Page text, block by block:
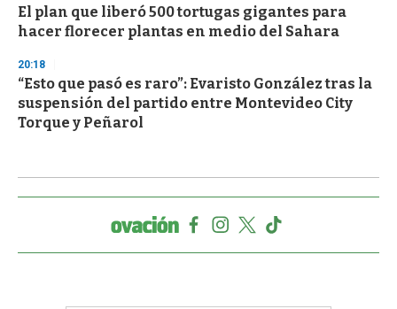
El plan que liberó 500 tortugas gigantes para
hacer florecer plantas en medio del Sahara
20:18
“Esto que pasó es raro”: Evaristo González tras la
suspensión del partido entre Montevideo City
Torque y Peñarol